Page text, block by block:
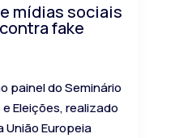
mídias sociais
fake
painel do Seminário
Eleições, realizado
União Europeia